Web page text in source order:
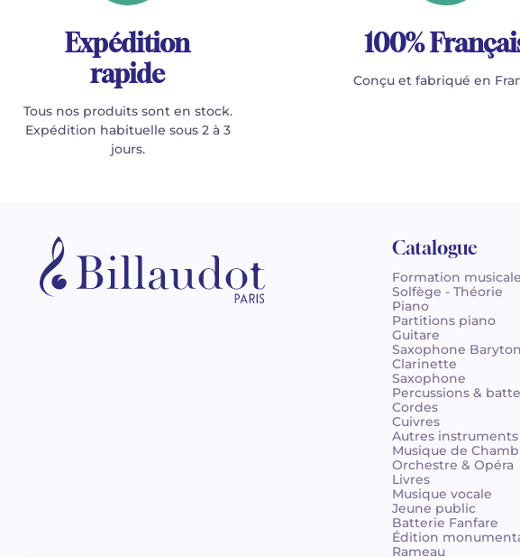
Expédition
rapide
Tous nos produits sont en stock.
Expédition habituelle sous 2 à 3
jours.
100%
Conçu et fabriqué en
Catalogue
Formation
Solfège - Théorie
Piano
Partitions piano
Guitare
Saxophone Baryton
Clarinette
Saxophone
Percussions &
Cordes
Cuivres
Autres instruments
Musique de
Orchestre & Opéra
Livres
Musique vocale
Jeune public
Batterie Fanfare
Édition
Rameau